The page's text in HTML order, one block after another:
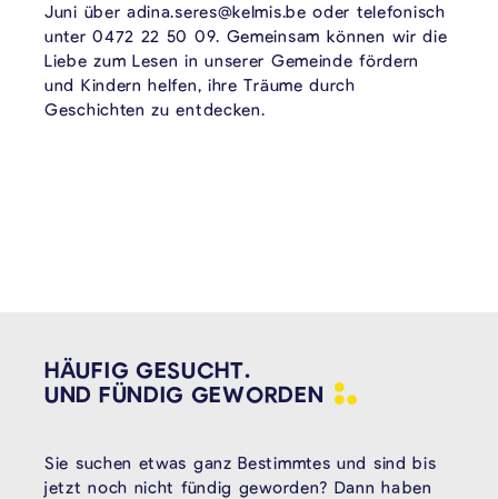
Juni über adina.seres@kelmis.be oder telefonisch
unter 0472 22 50 09. Gemeinsam können wir die
Liebe zum Lesen in unserer Gemeinde fördern
und Kindern helfen, ihre Träume durch
Geschichten zu entdecken.
HÄUFIG GESUCHT.
UND FÜNDIG GEWORDEN
Sie suchen etwas ganz Bestimmtes und sind bis
jetzt noch nicht fündig geworden? Dann haben